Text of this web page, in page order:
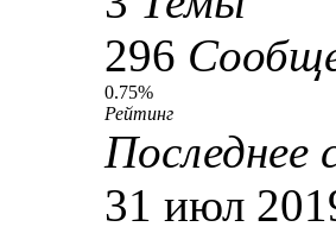
296
0.75%
Рейтинг
Последнее
31 июл